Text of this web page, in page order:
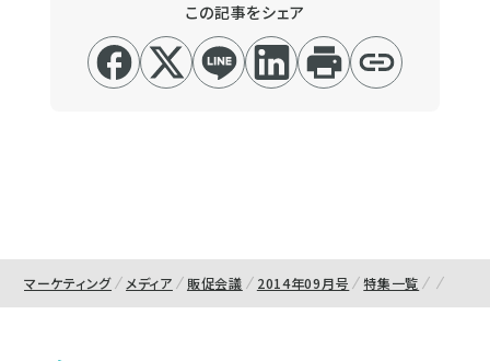
この記事をシェア
マーケティング メディア 販促会議 2014年09月号 特集一覧